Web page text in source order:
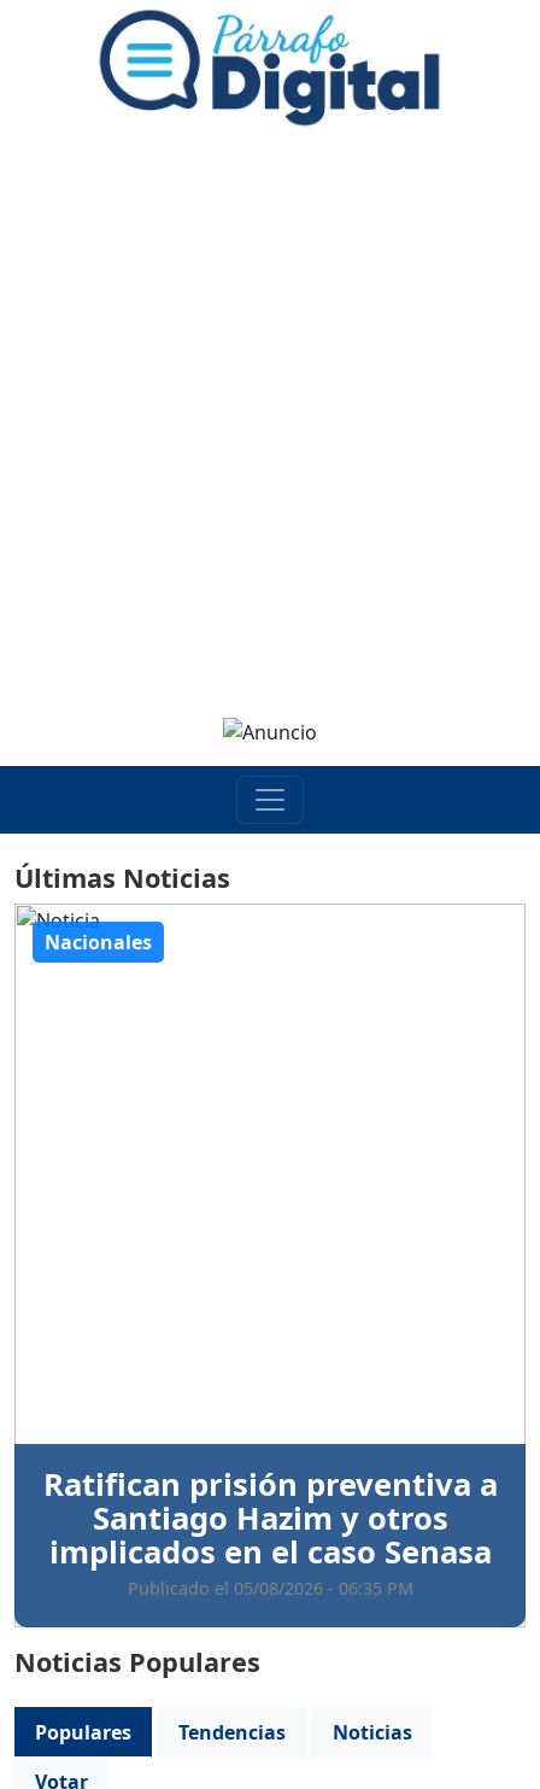
Últimas Noticias
Nacionales
Ratifican prisión preventiva a
Santiago Hazim y otros
implicados en el caso Senasa
Publicado el 05/08/2026 - 06:35 PM
Noticias Populares
Populares Tendencias
Noticias
Votar